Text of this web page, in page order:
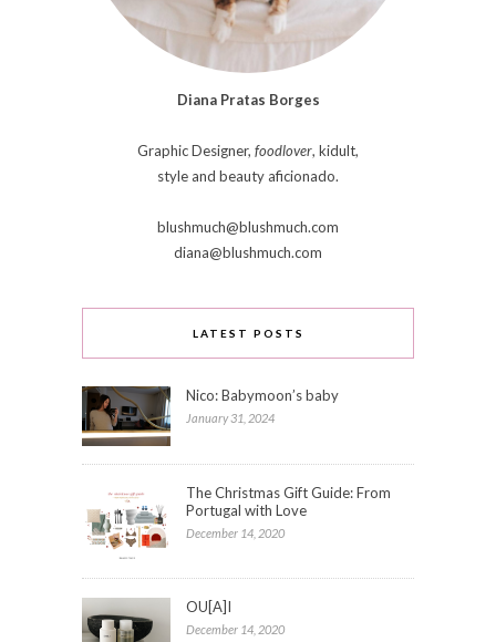
Diana Pratas Borges
Graphic Designer, foodlover, kidult,
style and beauty aficionado.
blushmuch@blushmuch.com
diana@blushmuch.com
LATEST POSTS
Nico: Babymoon’s baby
January 31, 2024
The Christmas Gift Guide: From
Portugal with Love
December 14, 2020
OU[A]I
December 14, 2020